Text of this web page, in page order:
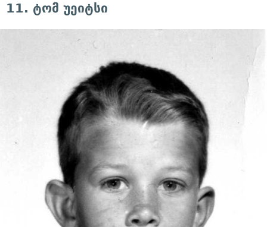
11. ტომ უეიტსი